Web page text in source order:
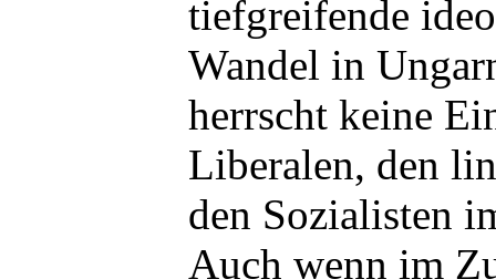
tiefgreifende
Wandel in
herrscht keine
Liberalen, den
den Sozialisten
Auch wenn im